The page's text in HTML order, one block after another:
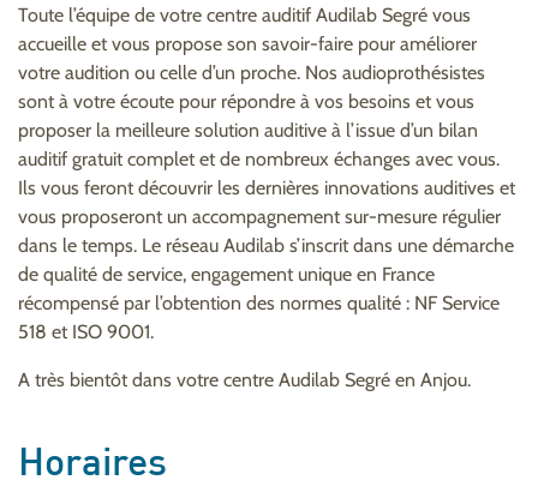
Toute l’équipe de votre centre auditif Audilab Segré vous
accueille et vous propose son savoir-faire pour améliorer
votre audition ou celle d’un proche. Nos audioprothésistes
sont à votre écoute pour répondre à vos besoins et vous
proposer la meilleure solution auditive à l’issue d’un bilan
auditif gratuit complet et de nombreux échanges avec vous.
Ils vous feront découvrir les dernières innovations auditives et
vous proposeront un accompagnement sur-mesure régulier
dans le temps. Le réseau Audilab s’inscrit dans une démarche
de qualité de service, engagement unique en France
récompensé par l’obtention des normes qualité : NF Service
518 et ISO 9001.
A très bientôt dans votre centre Audilab Segré en Anjou.
Horaires